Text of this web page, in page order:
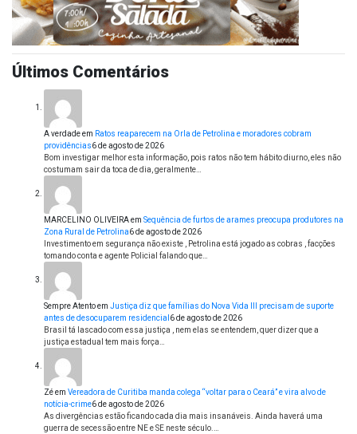
Últimos Comentários
A verdadeem Ratos reaparecem na Orla de Petrolina e moradores cobram
providências6 de agosto de 2026
Bom investigar melhor esta informação, pois ratos não tem hábito diurno, eles não
costumam sair da toca de dia, geralmente…
MARCELINO OLIVEIRAem Sequência de furtos de arames preocupa produtores na
Zona Rural de Petrolina6 de agosto de 2026
Investimento em segurança não existe , Petrolina está jogado as cobras , facções
tomando conta e agente Policial falando que…
Sempre Atentoem Justiça diz que famílias do Nova Vida III precisam de suporte
antes de desocuparem residencial 6 de agosto de 2026
Brasil tá lascado com essa justiça , nem elas se entendem, quer dizer que a
justiça estadual tem mais força…
Zéem Vereadora de Curitiba manda colega “voltar para o Ceará” e vira alvo de
notícia-crime6 de agosto de 2026
As divergências estão ficando cada dia mais insanáveis. Ainda haverá uma
guerra de secessão entre NE e SE neste século.…